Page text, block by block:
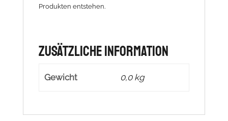
Produkten entstehen.
Zusätzliche Information
Gewicht 0,0 kg